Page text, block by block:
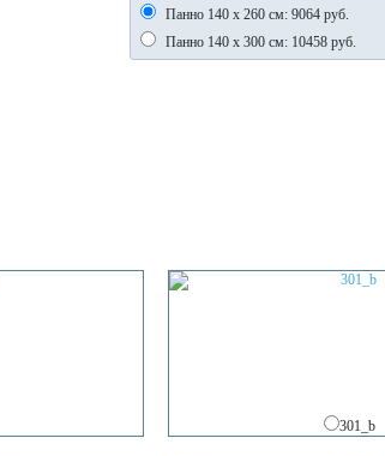
Панно 140 х 260 см: 9064 руб.
Панно 140 х 300 см: 10458 руб.
301_b